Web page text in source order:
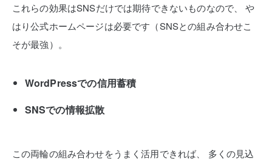
これらの効果はSNSだけでは期待できないものなので、
や
はり公式ホームページは必要です（SNSとの組み合わせこ
そが最強）。
WordPressでの信用蓄積
SNSでの情報拡散
この両輪の組み合わせをうまく活用できれば、
多くの見込